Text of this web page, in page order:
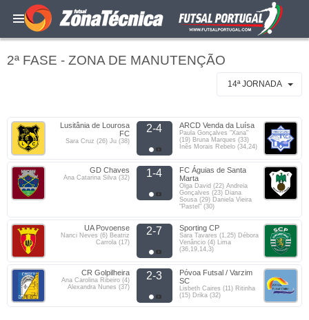
2ª FASE - ZONA DE MANUTENÇÃO
14ª JORNADA
Lusitânia de Lourosa
FC
Sara Cruz (26) Ju (38)
2-4 ARCD Venda da Luísa
Paula Gonçalves "Xana"
(19) Bruna Marques (33)
Inês Morais Rebelo (34,24)
GD Chaves
Ana Catarina Silva (32) 1-4
FC Águias de Santa
Marta
Olga David (22) Andreia
Gonçalves (23) Diana
Sousa (29) Daniela Vieira
"Pastel" (30)
UA Povoense
Nanci Neves (6) Beatriz
Carrola (17)
2-7 Sporting CP
Sara Tavares (1,25) Débora
Venâncio (4) Lima
(36,19,14,3)
CR Golpilheira
Ana Carolina Ribeiro (4)
Alexandra Nunes (37)
2-3
Póvoa Futsal / Varzim
SC
Lisbeth Caires (11) Ritinha
(15) Drika (32)